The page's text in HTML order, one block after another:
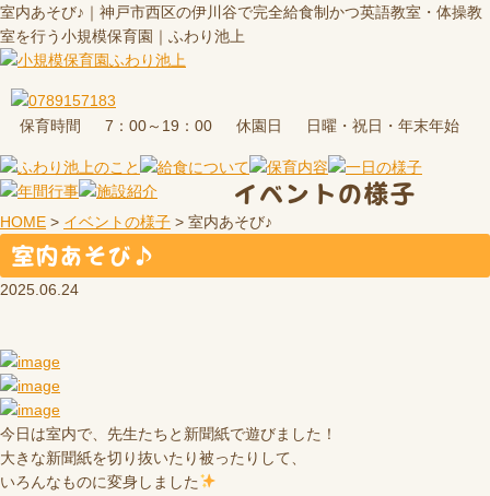
室内あそび♪｜神戸市西区の伊川谷で完全給食制かつ英語教室・体操教
室を行う小規模保育園｜ふわり池上
保育時間 7：00～19：00 休園日 日曜・祝日・年末年始
イベントの様子
HOME > イベントの様子 > 室内あそび♪
室内あそび♪
2025.06.24
今日は室内で、先生たちと新聞紙で遊びました！
大きな新聞紙を切り抜いたり被ったりして、
いろんなものに変身しました